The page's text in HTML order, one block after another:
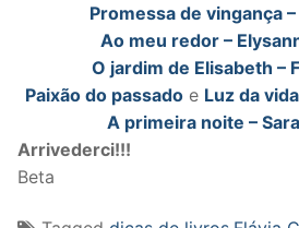
Promessa de vingança
Ao meu redor –
O jardim de Elisabeth –
Paixão do passadoe Luz da vida
A primeira noite –
Arrivederci!!!
Beta